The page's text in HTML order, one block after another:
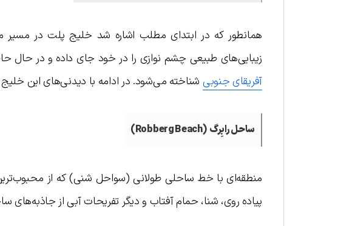
همانطور که در ابتدای مطلب اشاره شد خلیج پلت در مسیر
زیبایی‌های طبیعی چشم نوازی را در خود جای داده و در حال
آفریقای جنوبی شناخته می‌شود. در ادامه با دیدنی‌های این
ساحل رابِرگ (Robberg Beach)
منطقه‌ای با خط ساحلی طولانی (سواحل شنی) که از
پیاده روی، شنا، حمام آفتاب و دیگر تفریحات آبی از جاذبه‌های